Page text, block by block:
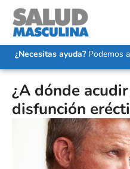
¿Necesitas ayuda?Podemos
¿A dónde
disfunción